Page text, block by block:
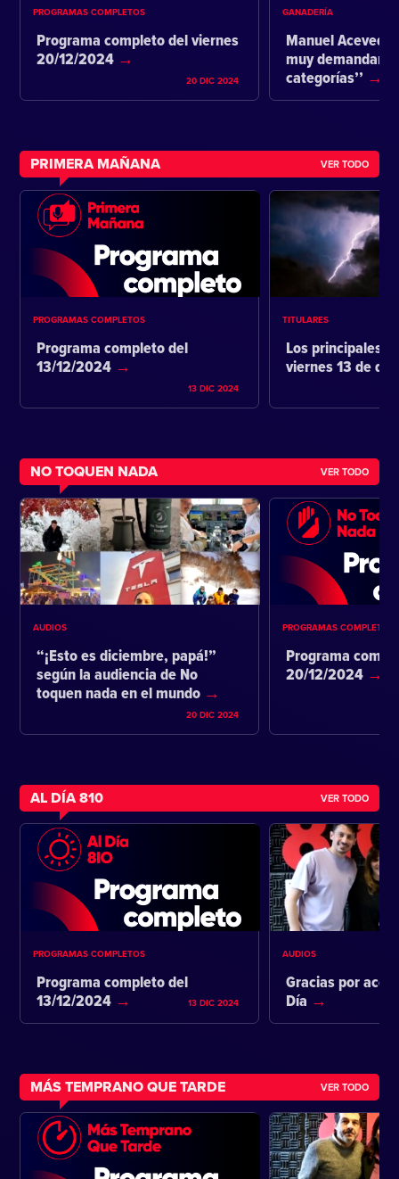
PROGRAMAS COMPLETOS
Programa completo del viernes
20/12/2024
20 DIC 2024
GANADERÍA
Manuel
muy
categorías’’
PRIMERA MAÑANA VER TODO
PROGRAMAS COMPLETOS
Programa completo del
13/12/2024
13 DIC 2024
TITULARES
Los principales
viernes 13 de
NO TOQUEN NADA VER TODO
AUDIOS
“¡Esto es diciembre, papá!”
según la audiencia de No
toquen nada en el mundo
20 DIC 2024
PROGRAMAS COMPLETOS
Programa
20/12/2024
AL DÍA 810 VER TODO
PROGRAMAS COMPLETOS
Programa completo del
13/12/2024
13 DIC 2024
AUDIOS
Gracias por
Día
MÁS TEMPRANO QUE TARDE VER TODO